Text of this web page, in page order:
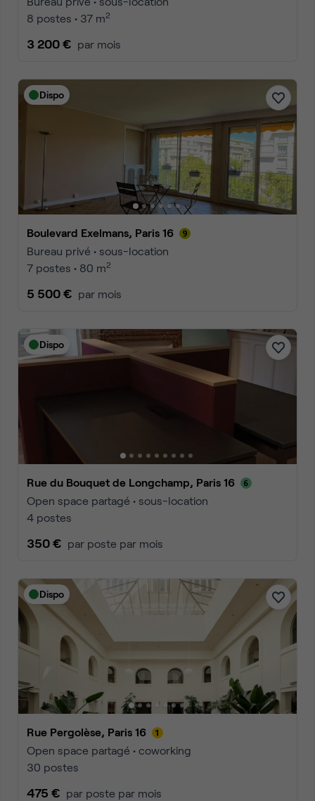
8 postes • 37 m2
3 200 € par mois
Dispo
Boulevard Exelmans, Paris 16
Bureau privé • sous-location
7 postes • 80 m2
5 500 € par mois
Dispo
Rue du Bouquet de Longchamp, Paris 16
Open space partagé • sous-location
4 postes
350 € par poste par mois
Dispo
Rue Pergolèse, Paris 16
Open space partagé • coworking
30 postes
475 € par poste par mois